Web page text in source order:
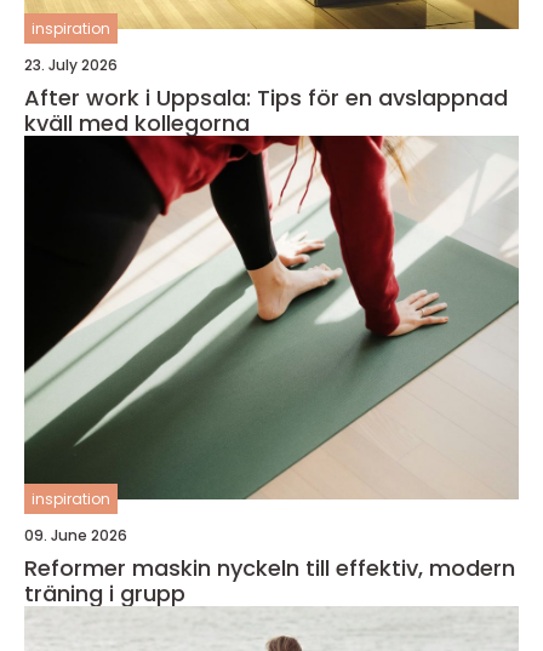
inspiration
23. July 2026
After work i Uppsala: Tips för en avslappnad
kväll med kollegorna
inspiration
09. June 2026
Reformer maskin nyckeln till effektiv, modern
träning i grupp